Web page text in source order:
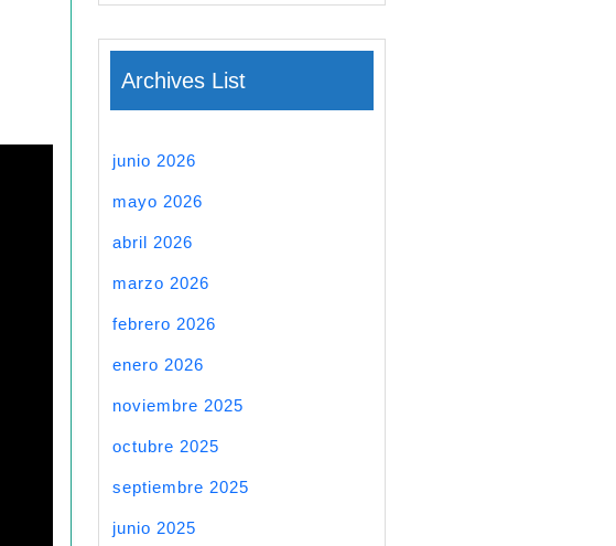
Archives List
junio 2026
mayo 2026
abril 2026
marzo 2026
febrero 2026
enero 2026
noviembre 2025
octubre 2025
septiembre 2025
junio 2025